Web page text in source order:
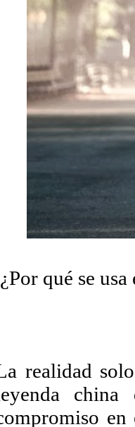
¿Por qué se
realidad